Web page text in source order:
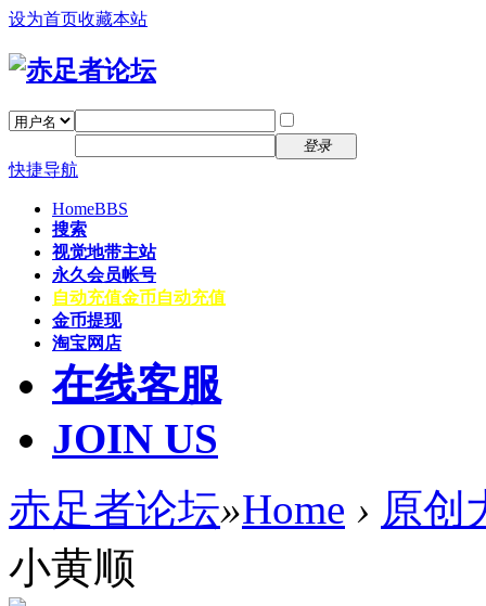
设为首页收藏本站
登录
快捷导航
HomeBBS
搜索
视觉地带主站
永久会员帐号
自动充值金币自动充值
金币提现
淘宝网店
在线客服
JOIN US
赤足者论坛»Home › 原创
小黄顺